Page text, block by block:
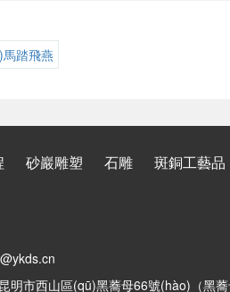
踏飛燕
砂巖雕塑 石雕 斑銅工藝品
明市西山區(qū)黑蕎母66號(hào)（黑